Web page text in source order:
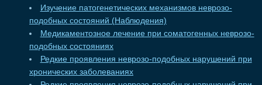
Изучение патогенетических механизмов неврозо-
подобных состояний (Наблюдения)
Медикаментозное лечение при соматогенных неврозо-
подобных состояниях
Редкие проявления неврозо-подобных нарушений при
хронических заболеваниях